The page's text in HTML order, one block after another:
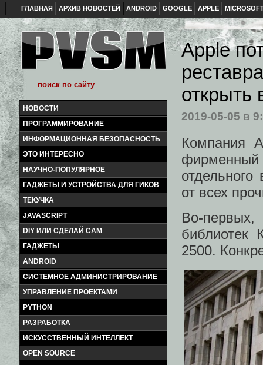
ГЛАВНАЯ АРХИВ НОВОСТЕЙ ANDROID GOOGLE APPLE
НОВОСТИ
ПРОГРАММИРОВАНИЕ
ИНФОРМАЦИОННАЯ БЕЗОПАСНОСТЬ
ЭТО ИНТЕРЕСНО
НАУЧНО-ПОПУЛЯРНОЕ
ГАДЖЕТЫ И УСТРОЙСТВА ДЛЯ ГИКОВ
ТЕКУЧКА
JAVASCRIPT
DIY ИЛИ СДЕЛАЙ САМ
ГАДЖЕТЫ
ANDROID
СИСТЕМНОЕ АДМИНИСТРИРОВАНИЕ
УПРАВЛЕНИЕ ПРОЕКТАМИ
PYTHON
РАЗРАБОТКА
ИСКУССТВЕННЫЙ ИНТЕЛЛЕКТ
OPEN SOURCE
Apple
2019-05-05 в
Компания
фирменный
отдельного
от всех
Во-
библиотек
2500.